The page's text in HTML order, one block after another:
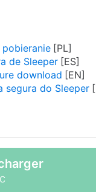
pobieranie
de Sleeper
download
segura do Sleeper